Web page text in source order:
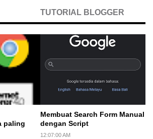
paling
TUTORIAL BLOGGER
Membuat Search Form Manual
dengan Script
12:07:00 AM